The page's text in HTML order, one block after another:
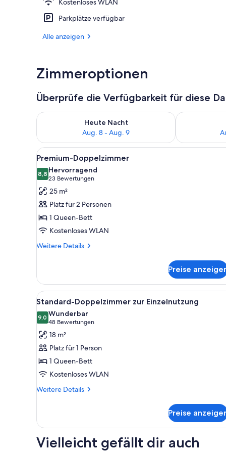
Kostenloses WLAN
Parkplätze verfügbar
Alle anzeigen
Zimmeroptionen
Überprüfe die Verfügbarkeit für diese
Heute Nacht
Aug. 8 - Aug. 9
Überprüfe die Verfügbarkeit für heute Nacht, Aug. 8
Überprüfe
Alle
Fotos
für
Premium-
Doppelzimmer
anzeigen
Ein modernes Hotelzimmer
5
Premium-Doppelzimmer
8,88,8 von 10
Hervorragend
23 Bewertungen
(23
Bewertungen)
25 m²
Platz für 2 Personen
1 Queen-Bett
Kostenloses WLAN
Weitere Details
Weitere
Doppelzimmer
Preise
Alle
Fotos
für
Standard-
Doppelzimmer
zur
Einzelnutzung
anzeigen
Ein Hotelzimmer mit einem
5
Standard-Doppelzimmer zur Einzelnutzung
9,09,0 von 10
Wunderbar
48 Bewertungen
(48
Bewertungen)
18 m²
Platz für 1 Person
1 Queen-Bett
Kostenloses WLAN
Weitere Details
Weitere
Doppelzimmer
Einzelnutzung
Preise
Vielleicht gefällt dir auch